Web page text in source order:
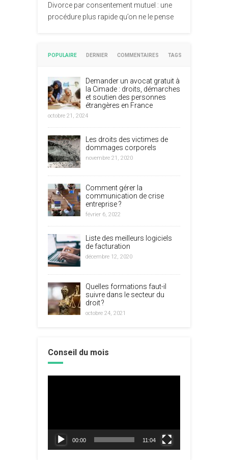
Divorce par consentement mutuel : une
procédure plus rapide qu’on ne le pense
POPULAIRE DERNIER COMMENTAIRES TAGS
Demander un avocat gratuit à
la Cimade : droits, démarches
et soutien des personnes
étrangères en France
octobre 21, 2024
Les droits des victimes de
dommages corporels
novembre 21, 2020
Comment gérer la
communication de crise
entreprise ?
février 6, 2022
Liste des meilleurs logiciels
de facturation
décembre 12, 2020
Quelles formations faut-il
suivre dans le secteur du
droit ?
octobre 24, 2021
Conseil du mois
00:00 11:04